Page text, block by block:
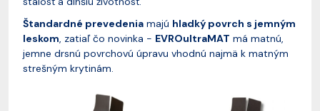
Štandardné prevedenia majú hladký povrch s jemným
leskom, zatiaľ čo novinka - EVROultraMAT má matnú,
jemne drsnú povrchovú úpravu vhodnú najmä k matným
strešným krytinám.